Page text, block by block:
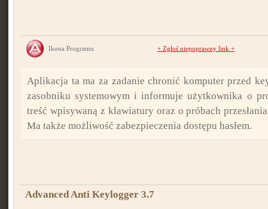
Ikona Programu + Zgłoś niepoprawny link +
Aplikacja ta ma za zadanie chronić komputer przed
zasobniku systemowym i informuje użytkownika o
treść wpisywaną z klawiatury oraz o próbach
Ma także możliwość zabezpieczenia dostępu hasłem.
Advanced Anti Keylogger 3.7